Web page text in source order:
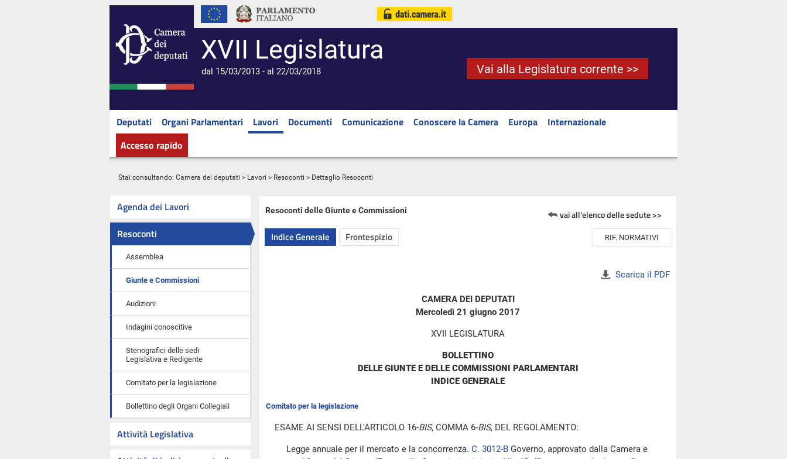
XVII Legislatura
dal 15/03/2013 - al 22/03/2018 Vai alla Legislatura corrente >>
Deputati Organi Parlamentari Lavori Documenti Comunicazione Conoscere la Camera Europa
Internazionale
Accesso rapido
Stai consultando: Camera dei deputati > Lavori > Resoconti > Dettaglio Resoconti
Agenda dei Lavori
Resoconti
Assemblea
Giunte e Commissioni
Audizioni
Indagini conoscitive
Stenografici delle sedi
Legislativa e Redigente
Comitato per la legislazione
Bollettino degli Organi Collegiali
Attività Legislativa
Resoconti delle Giunte e Commissioni vai all'elenco delle sedute >>
Indice Generale Frontespizio RIF. NORMATIVI
Scarica il PDF
CAMERA DEI DEPUTATI
Mercoledì 21 giugno 2017
XVII LEGISLATURA
BOLLETTINO
DELLE GIUNTE E DELLE COMMISSIONI PARLAMENTARI
INDICE GENERALE
Comitato per la legislazione
ESAME AI SENSI DELL'ARTICOLO 16-BIS, COMMA 6-BIS, DEL REGOLAMENTO:
Legge annuale per il mercato e la concorrenza. C. 3012-B Governo, approvato dalla Camera e